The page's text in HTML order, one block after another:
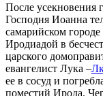
После усекновения
Господня Иоанна
самарийском городе
Иродиадой в
царского
евангелист Лука –
ее в сосуд и
поместий Ирода.